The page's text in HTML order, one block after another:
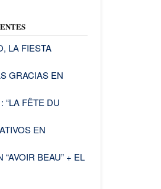
LA FIESTA
GRACIAS EN
“LA FÊTE DU
EN
BEAU” + EL